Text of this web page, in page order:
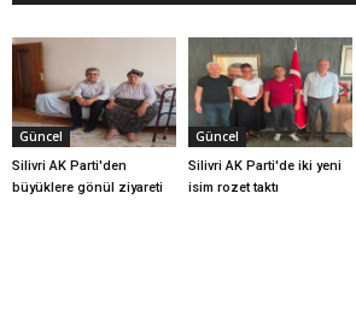
Güncel
Silivri AK Parti'den
büyüklere gönül ziyareti
Güncel
Silivri AK Parti'de iki yeni
isim rozet taktı